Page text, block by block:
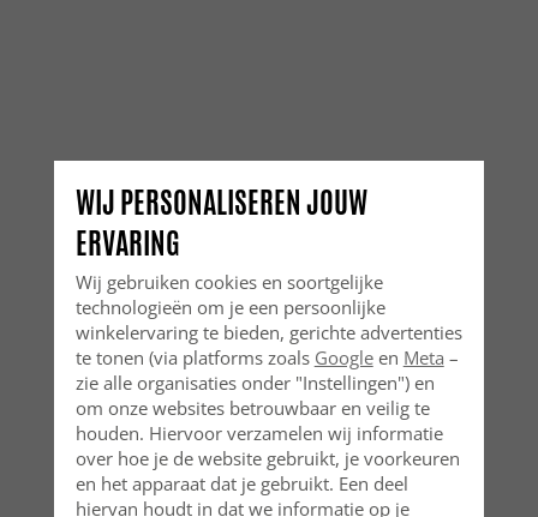
WIJ PERSONALISEREN JOUW
ERVARING
Wij gebruiken cookies en soortgelijke
technologieën om je een persoonlijke
winkelervaring te bieden, gerichte advertenties
te tonen (via platforms zoals Googleen Meta –
zie alle organisaties onder "Instellingen") en
om onze websites betrouwbaar en veilig te
houden. Hiervoor verzamelen wij informatie
over hoe je de website gebruikt, je voorkeuren
en het apparaat dat je gebruikt. Een deel
hiervan houdt in dat we informatie op je